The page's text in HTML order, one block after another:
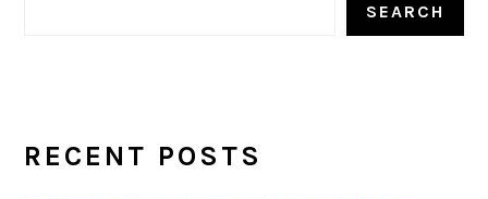
SEARCH
RECENT POSTS